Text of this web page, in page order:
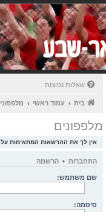
שאלות נפוצות
בית עמוד ראשי
מלפפונים
אין לך את ההרשאות המתאימות על
התחברות • הרשמה
שם משתמש:
סיסמה: